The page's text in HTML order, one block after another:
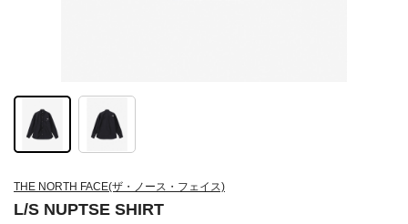
THE NORTH FACE(ザ・ノース・フェイス)
L/S NUPTSE SHIRT